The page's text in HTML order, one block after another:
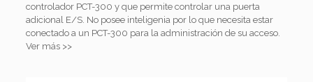
controlador PCT-300 y que permite controlar una puerta
adicional E/S. No posee inteligenia por lo que necesita estar
conectado a un PCT-300 para la administración de su acceso.
Ver más >>